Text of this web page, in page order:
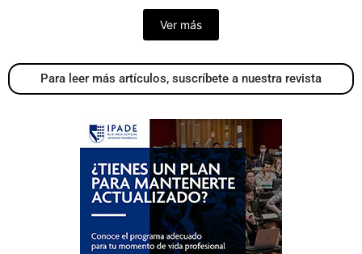
Ver más
Para leer más artículos, suscríbete a nuestra revista